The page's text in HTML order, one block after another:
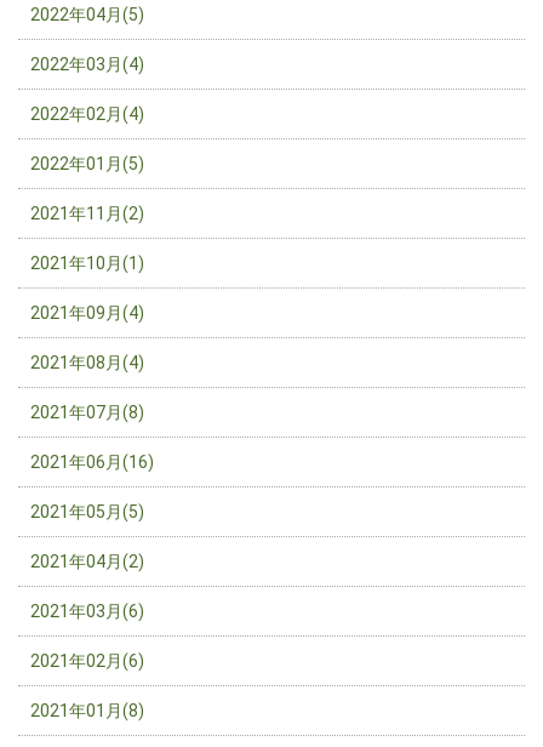
2022年04月(5)
2022年03月(4)
2022年02月(4)
2022年01月(5)
2021年11月(2)
2021年10月(1)
2021年09月(4)
2021年08月(4)
2021年07月(8)
2021年06月(16)
2021年05月(5)
2021年04月(2)
2021年03月(6)
2021年02月(6)
2021年01月(8)